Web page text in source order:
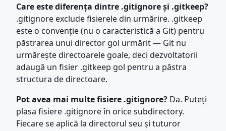
Care este diferența dintre .gitignore și .gitkeep?
.gitignore exclude fisierele din urmărire. .gitkeep
este o convenție (nu o caracteristică a Git) pentru
păstrarea unui director gol urmărit — Git nu
urmărește directoarele goale, deci dezvoltatorii
adaugă un fisier .gitkeep gol pentru a păstra
structura de directoare.
Pot avea mai multe fisiere .gitignore? Da. Puteți
plasa fisiere .gitignore în orice subdirectory.
Fiecare se aplică la directorul seu și tuturor